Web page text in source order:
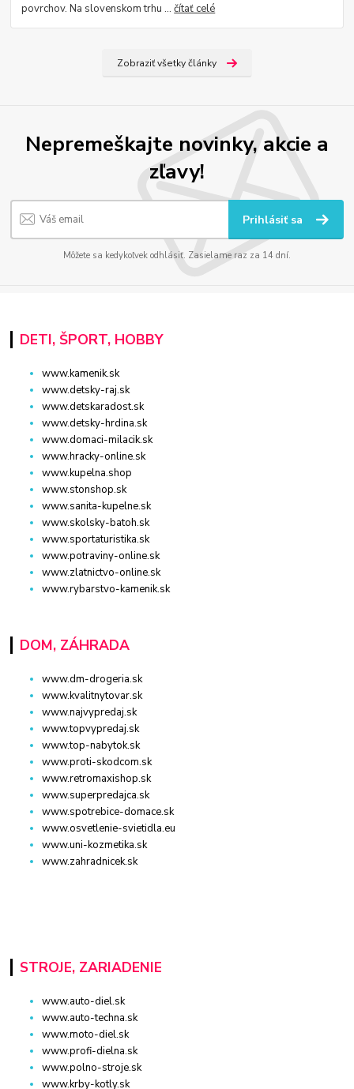
povrchov. Na slovenskom trhu ...čítať celé
Zobraziť všetky články
Nepremeškajte novinky, akcie a
zľavy!
Prihlásiť sa
Môžete sa kedykoľvek odhlásiť. Zasielame raz za 14 dní.
DETI, ŠPORT, HOBBY
www.kamenik.sk
www.detsky-raj.sk
www.detskaradost.sk
www.detsky-hrdina.sk
www.domaci-milacik.sk
www.hracky-online.sk
www.kupelna.shop
www.stonshop.sk
www.sanita-kupelne.sk
www.skolsky-batoh.sk
www.sportaturistika.sk
www.potraviny-online.sk
www.zlatnictvo-online.sk
www.rybarstvo-kamenik.sk
DOM, ZÁHRADA
www.dm-drogeria.sk
www.kvalitnytovar.sk
www.najvypredaj.sk
www.topvypredaj.sk
www.top-nabytok.sk
www.proti-skodcom.sk
www.retromaxishop.sk
www.superpredajca.sk
www.spotrebice-domace.sk
www.osvetlenie-svietidla.eu
www.uni-kozmetika.sk
www.zahradnicek.sk
STROJE, ZARIADENIE
www.auto-diel.sk
www.auto-techna.sk
www.moto-diel.sk
www.profi-dielna.sk
www.polno-stroje.sk
www.krby-kotly.sk